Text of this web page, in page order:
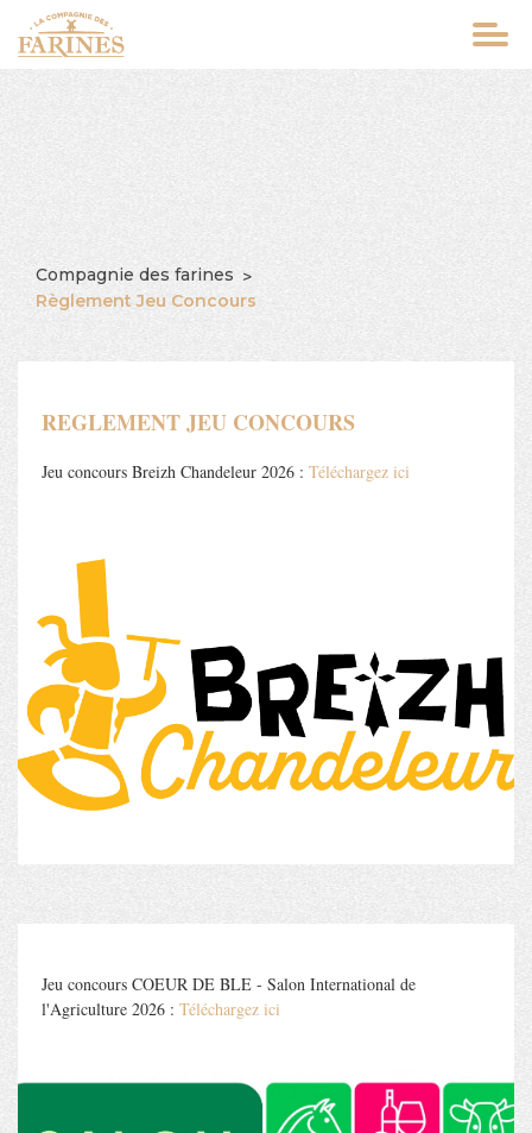
au
contenu
FIL
Compagnie des farines
Règlement Jeu Concours
REGLEMENT JEU CONCOURS
Jeu concours Breizh Chandeleur 2026 : Téléchargez ici
Jeu concours COEUR DE BLE - Salon International de
l'Agriculture 2026 : Téléchargez ici